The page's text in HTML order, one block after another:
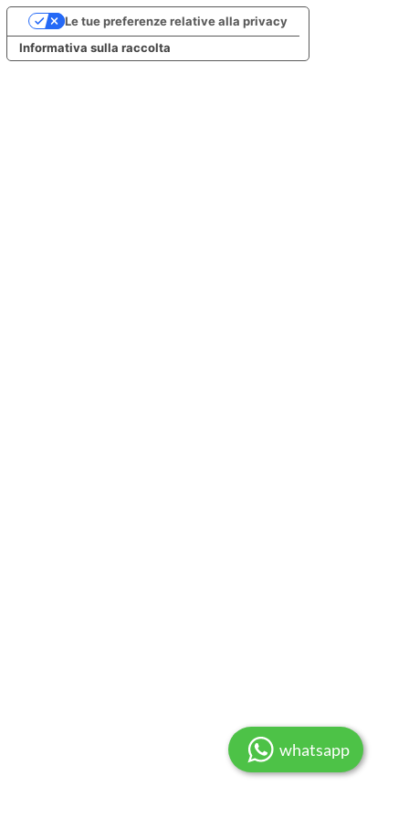
Informativa sulla raccolta
Le tue preferenze relative alla privacy
whatsapp